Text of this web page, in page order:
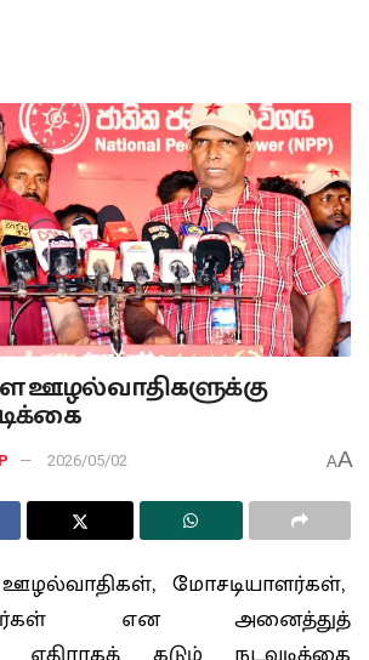
ஊழல்வாதிகளுக்கு
2026/05/02 AA
மோசடியாளர்கள்,
என அனைத்துத்